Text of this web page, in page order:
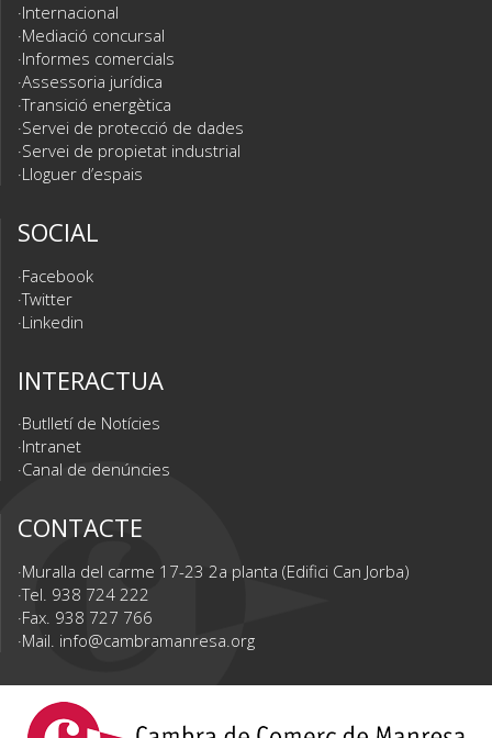
Internacional
Mediació concursal
Informes comercials
Assessoria jurídica
Transició energètica
Servei de protecció de dades
Servei de propietat industrial
Lloguer d’espais
SOCIAL
Facebook
Twitter
Linkedin
INTERACTUA
Butlletí de Notícies
Intranet
Canal de denúncies
CONTACTE
Muralla del carme 17-23 2a planta (Edifici Can Jorba)
Tel. 938 724 222
Fax. 938 727 766
Mail. info@cambramanresa.org